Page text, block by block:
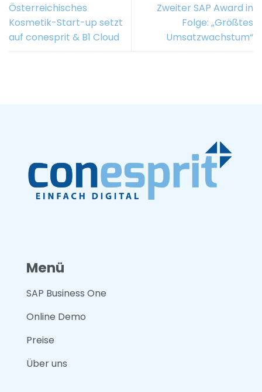
Österreichisches
Kosmetik-Start-up setzt
auf conesprit & B1 Cloud
Zweiter SAP Award in
Folge: „Größtes
Umsatzwachstum“
Menü
SAP Business One
Online Demo
Preise
Über uns